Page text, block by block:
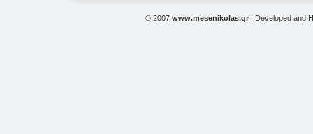
© 2007 www.mesenikolas.gr | Developed and